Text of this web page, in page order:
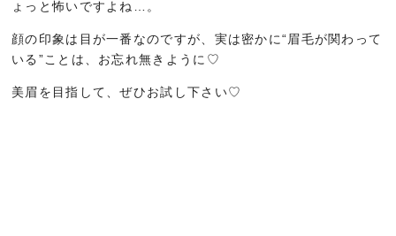
ょっと怖いですよね…。
顔の印象は目が一番なのですが、実は密かに“眉毛が関わって
いる”ことは、お忘れ無きように♡
美眉を目指して、ぜひお試し下さい♡